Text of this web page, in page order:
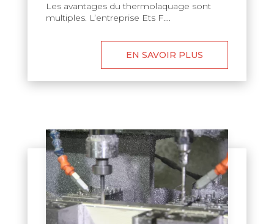
Les avantages du thermolaquage sont
multiples. L’entreprise Ets F....
EN SAVOIR PLUS